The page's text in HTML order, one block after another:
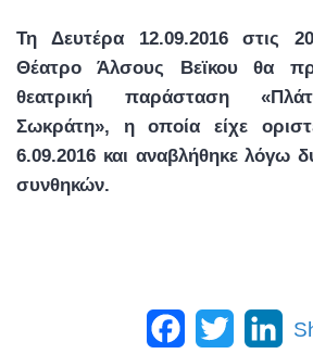
Τη Δευτέρα 12.09.2016 στις
Θέατρο Άλσους Βεϊκου θα
θεατρική παράσταση
Σωκράτη», η οποία είχε
6.09.2016 και αναβλήθηκε λόγω
συνθηκών.
Facebook
Twitter